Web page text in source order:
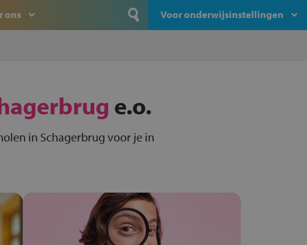
ons Voor onderwijsinstellingen
e.o.
in Schagerbrug voor je in